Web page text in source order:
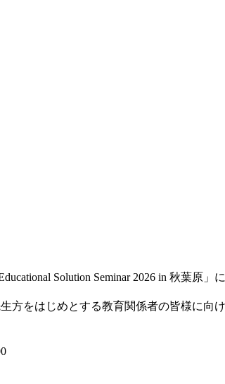
Solution Seminar 2026 in 秋葉原」
方をはじめとする教育関係者の皆様に